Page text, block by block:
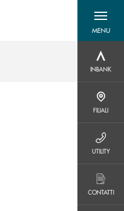
MENU
menu
INBANK
FILIALI
UTILITY
CONTATTI